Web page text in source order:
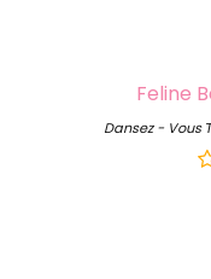
Feline
Dansez - Vous